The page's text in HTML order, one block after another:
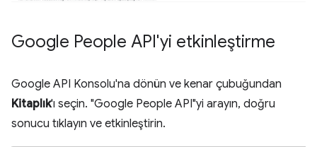
Google People API'yi etkinleştirme
Google API Konsolu'na dönün ve kenar çubuğundan
Kitaplık'ı seçin. "Google People API"yi arayın, doğru
sonucu tıklayın ve etkinleştirin.